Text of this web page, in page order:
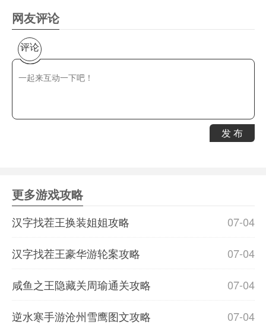
网友评论
评论
发 布
更多游戏攻略
07-04
汉字找茬王换装姐姐攻略
07-04
汉字找茬王豪华游轮案攻略
07-04
咸鱼之王隐藏关周瑜通关攻略
07-04
逆水寒手游沧州雪鹰图文攻略